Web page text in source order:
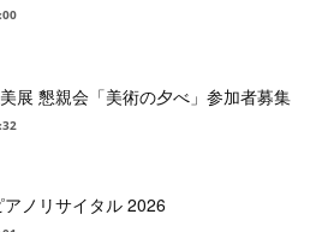
展 懇親会「美術の夕べ」参加者募集
ノリサイタル 2026